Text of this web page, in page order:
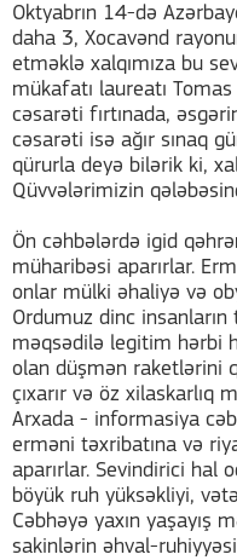
Oktyabrın 14-də
daha 3, Xocavənd
etməklə xalqımıza bu
mükafatı laureatı
cəsarəti fırtınada,
cəsarəti isə ağır sınaq
qürurla deyə bilərik ki,
Qüvvələrimizin
Ön cəhbələrdə igid
müharibəsi aparırlar.
onlar mülki əhaliyə və
Ordumuz dinc
məqsədilə legitim hərbi
olan düşmən raketlərini
çıxarır və öz xilaskarlıq
Arxada - informasiya
erməni təxribatına və
aparırlar. Sevindirici hal
böyük ruh yüksəkliyi,
Cəbhəyə yaxın yaşayış
sakinlərin əhval-